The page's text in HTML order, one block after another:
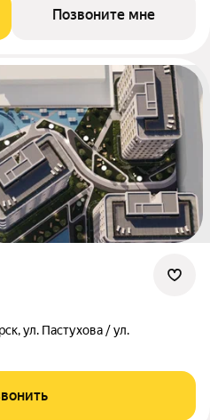
Позвоните мне
ул. Пастухова / ул.